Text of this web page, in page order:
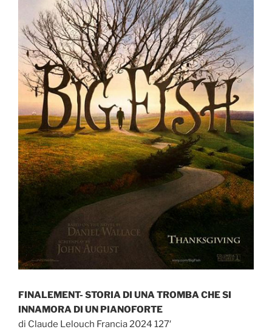
FINALEMENT- STORIA DI UNA TROMBA CHE SI
INNAMORA DI UN PIANOFORTE
di Claude Lelouch Francia 2024 127′